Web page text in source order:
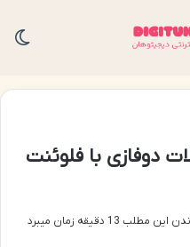
دوفازی با فلوئنت
مطلب 13 دقیقه زمان میبرد